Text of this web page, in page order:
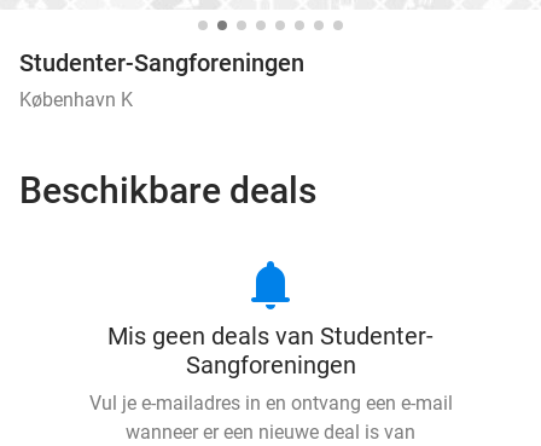
Studenter-Sangforeningen
København K
Beschikbare deals
notifications
Mis geen deals van Studenter-
Sangforeningen
Vul je e-mailadres in en ontvang een e-mail
wanneer er een nieuwe deal is van